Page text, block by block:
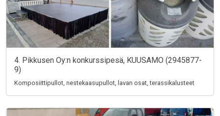
4. Pikkusen Oy:n konkurssipesä, KUUSAMO (2945877-
9)
Komposiittipullot, nestekaasupullot, lavan osat, terassikalusteet